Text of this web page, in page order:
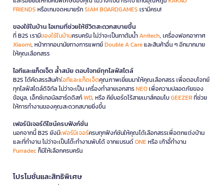
FRIENDS หรือเกมจดหมายรักSIAM BOARDGAMES เรามีครบ!
ของใช้ในบ้าน ไอเทมที่ช่วยให้ชีวิตสะดวกสบายขึ้น
ที่ B2S เรามีของใช้ในบ้านครบครัน ไม่ว่าจะเป็นกาต้มน้ำAnitech, เครื่องฟอกอากาศ
Xiaomi, หน้ากากอนามัยทางการแพทย์Double A Careและสินค้าอื่น ๆ อีกมากมาย
ให้คุณเลือกสรร
ไอทีและแก็ดเจ็ต ล้ำสมัย ตอบโจทย์ทุกไลฟ์สไตล์
B2S ได้คัดสรรสินค้าไอทีและแก็ดเจ็ตคุณภาพเยี่ยมมาให้คุณเลือกสรร เพื่อตอบโจทย์
ทุกไลฟ์สไตล์ดิจิทัล ไม่ว่าจะเป็น เครื่องทำลายเอกสารNEOเพื่อความปลอดภัยของ
ข้อมูล, เอ็กซ์เทอนัลฮาร์ดดิสก์WD, หรือ คีย์บอร์ดไร้สายเมาส์คอมโบGEEZERที่ช่วย
ให้การทำงานของคุณสะดวกสบายยิ่งขึ้น
เฟอร์นิเจอร์ดีไซน์ครบฟังก์ชั่น
นอกจากนี้ B2S ยังมีเฟอร์นิเจอร์ครบทุกฟังก์ชันให้คุณได้เลือกสรรเพื่อตกแต่งบ้าน
และที่ทำงาน ไม่ว่าจะเป็นโต๊ะทำงานพับได้ จากแบรนด์ONEหรือ เก้าอี้ทำงาน
Furradecก็มีให้เลือกครบครัน
โปรโมชั่นและสิทธิพิเศษ